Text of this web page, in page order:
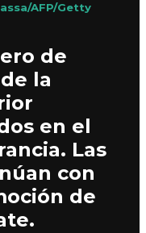
AFP/Getty
de
la
en el
Las
con
de